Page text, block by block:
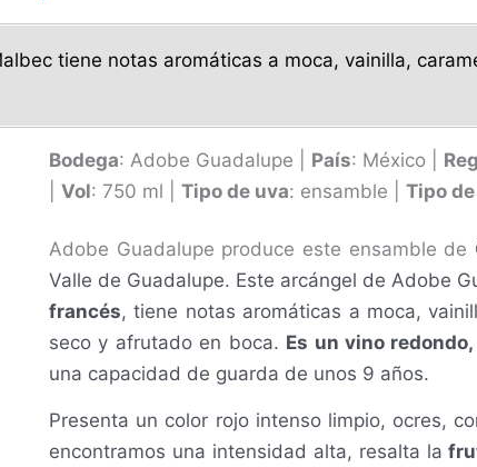
tiene notas aromáticas a moca, vainilla,
Bodega: Adobe Guadalupe | País: México |
Vol: 750 ml | Tipo de uva: ensamble | Tipo
Adobe Guadalupe produce este ensamble de
Valle de Guadalupe. Este arcángel de Adobe
francés, tiene notas aromáticas a moca,
seco y afrutado en boca. Es un vino
una capacidad de guarda de unos 9 años.
Presenta un color rojo intenso limpio, ocres,
encontramos una intensidad alta, resalta la